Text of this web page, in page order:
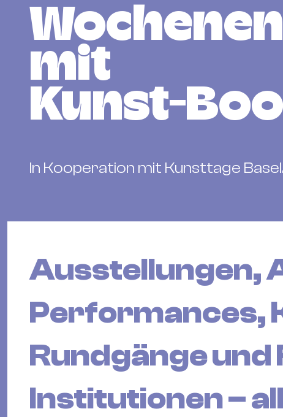
mit
Kunst-
In Kooperation mit Kunsttage Basel.
Ausstellungen,
Performances,
Rundgänge und
Institutionen –